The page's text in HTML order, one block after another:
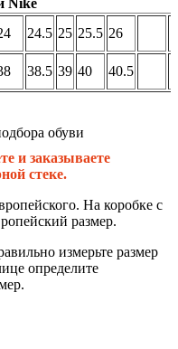
24.5 25 25.5 26
38.5 39 40 40.5
и заказываете
стеке.
На коробке с
размер.
измерьте размер
определите